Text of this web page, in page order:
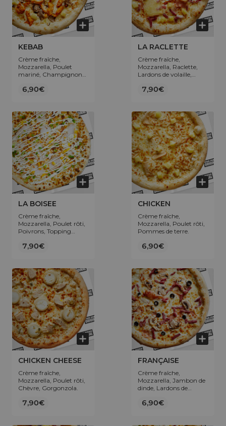
KEBAB
Crème fraîche,
Mozzarella, Poulet
mariné, Champignons,
6,90€
LA RACLETTE
Crème fraîche,
Mozzarella, Raclette,
Lardons de volaille,
Pommes de terre.
7,90€
LA BOISEE
Crème fraîche,
Mozzarella, Poulet rôti,
Poivrons, Topping
7,90€
CHICKEN
Crème fraîche,
Mozzarella, Poulet rôti,
Pommes de terre.
6,90€
CHICKEN CHEESE
Crème fraîche,
Mozzarella, Poulet rôti,
Chèvre, Gorgonzola.
7,90€
FRANÇAISE
Crème fraîche,
Mozzarella, Jambon de
dinde, Lardons de
Olives.
6,90€